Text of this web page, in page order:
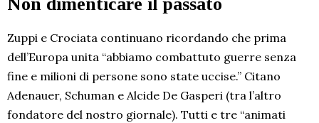
Non dimenticare il passato
Zuppi e Crociata continuano ricordando che prima
dell’Europa unita “abbiamo combattuto guerre senza
fine e milioni di persone sono state uccise.” Citano
Adenauer, Schuman e Alcide De Gasperi (tra l’altro
fondatore del nostro giornale). Tutti e tre “animati